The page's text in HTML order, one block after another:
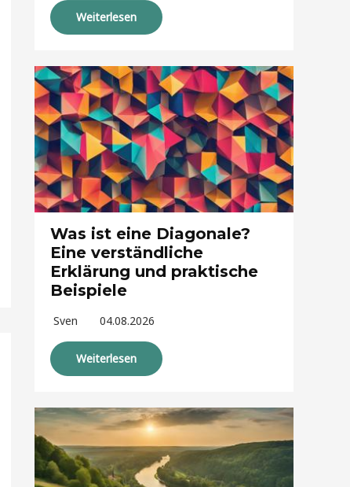
Weiterlesen
Was ist eine Diagonale?
Eine verständliche
Erklärung und praktische
Beispiele
Sven 04.08.2026
Weiterlesen